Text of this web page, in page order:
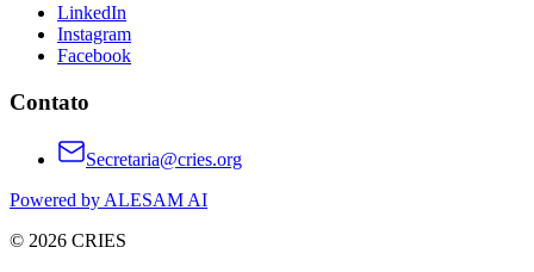
LinkedIn
Instagram
Facebook
Contato
Secretaria@cries.org
Powered by ALESAM AI
© 2026 CRIES